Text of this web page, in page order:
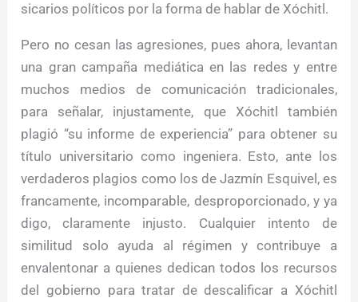
sicarios políticos por la forma de hablar de Xóchitl.
Pero no cesan las agresiones, pues ahora, levantan
una gran campaña mediática en las redes y entre
muchos medios de comunicación tradicionales,
para señalar, injustamente, que Xóchitl también
plagió “su informe de experiencia” para obtener su
título universitario como ingeniera. Esto, ante los
verdaderos plagios como los de Jazmín Esquivel, es
francamente, incomparable, desproporcionado, y ya
digo, claramente injusto. Cualquier intento de
similitud solo ayuda al régimen y contribuye a
envalentonar a quienes dedican todos los recursos
del gobierno para tratar de descalificar a Xóchitl